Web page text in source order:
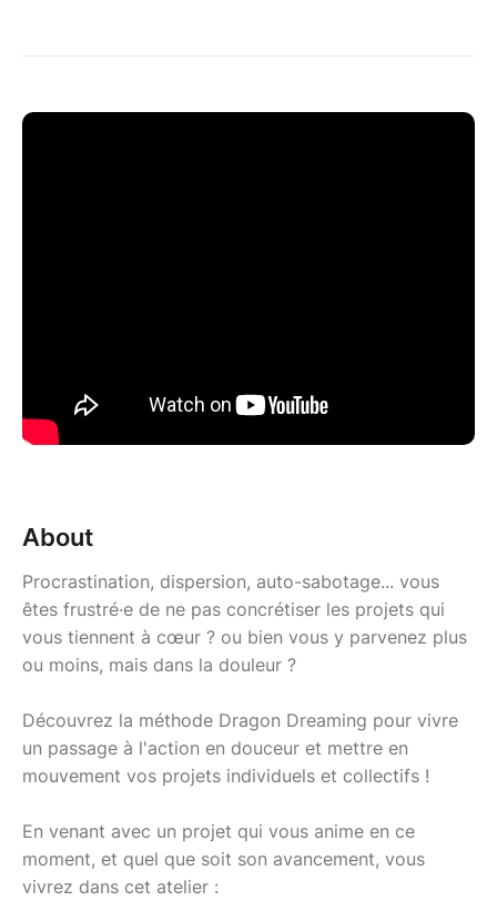
About
Procrastination, dispersion, auto-sabotage... vous
êtes frustré·e de ne pas concrétiser les projets qui
vous tiennent à cœur ? ou bien vous y parvenez plus
ou moins, mais dans la douleur ?
Découvrez la méthode Dragon Dreaming pour vivre
un passage à l'action en douceur et mettre en
mouvement vos projets individuels et collectifs !
En venant avec un projet qui vous anime en ce
moment, et quel que soit son avancement, vous
vivrez dans cet atelier :